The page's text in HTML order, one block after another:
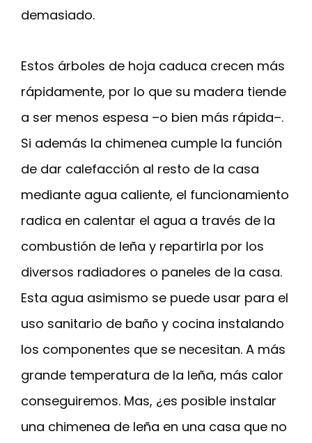
demasiado.
Estos árboles de hoja caduca crecen más
rápidamente, por lo que su madera tiende
a ser menos espesa –o bien más rápida–.
Si además la chimenea cumple la función
de dar calefacción al resto de la casa
mediante agua caliente, el funcionamiento
radica en calentar el agua a través de la
combustión de leña y repartirla por los
diversos radiadores o paneles de la casa.
Esta agua asimismo se puede usar para el
uso sanitario de baño y cocina instalando
los componentes que se necesitan. A más
grande temperatura de la leña, más calor
conseguiremos. Mas, ¿es posible instalar
una chimenea de leña en una casa que no